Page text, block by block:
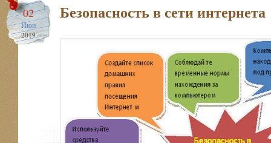
02
Июн
2019
Безопасность в сети интернета